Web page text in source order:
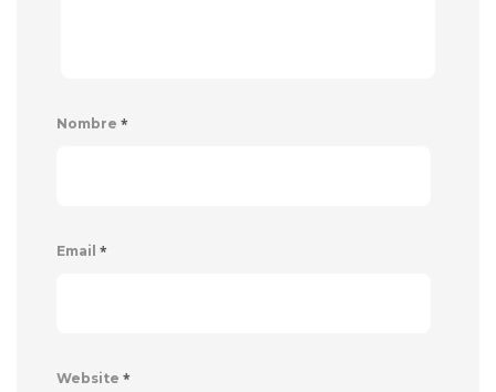
Nombre *
Email *
Website *